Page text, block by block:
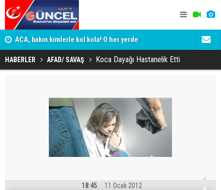
ACA, bakın kimlerle kol kola! O her yerde ADALET
HABERLER AFAD/ SAVAŞ Koca Dayağı Hastanelik Etti
18:45 11 Ocak 2012